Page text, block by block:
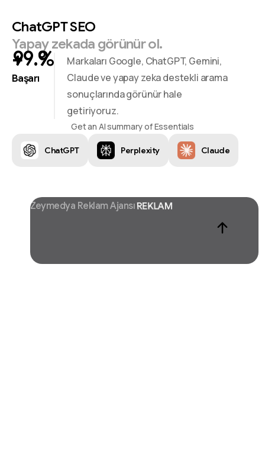
ChatGPTSEO
Yapayzekada görünürol.
+ %
Başarı
Markaları Google, ChatGPT, Gemini,
Claude ve yapay zeka destekli arama
sonuçlarında görünür hale
getiriyoruz.
Get an AI summary of Essentials
ChatGPT Perplexity Claude
Zeymedya Reklam AjansıCHATGPT SEO